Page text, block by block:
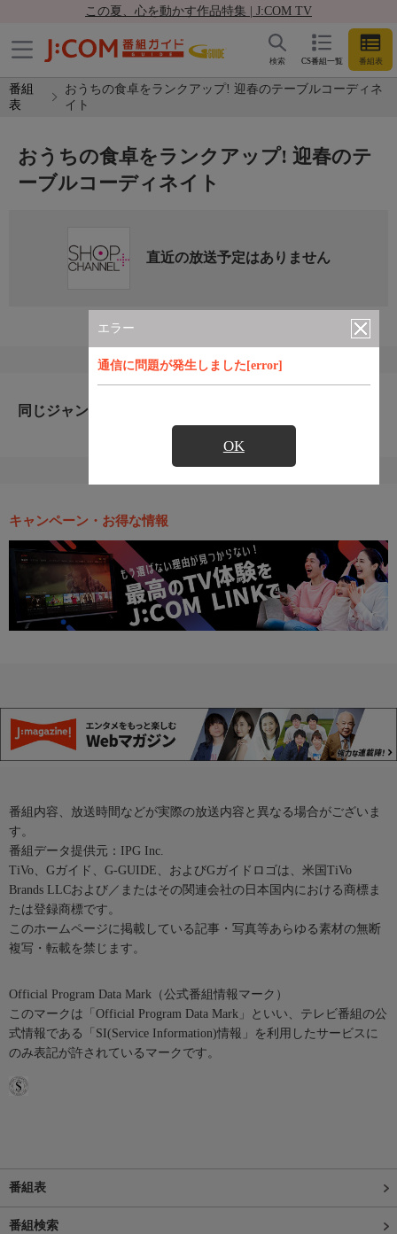
この夏、心を動かす作品特集 | J:COM TV
CS番組一覧 番組表
検索
番組
表
おうちの食卓をランクアップ! 迎春のテーブルコーディネ
イト
エラー
通信に問題が発生しました[error]
OK
おうちの食卓をランクアップ! 迎春のテ
ーブルコーディネイト
直近の放送予定はありません
同じジャンルのおすすめ番組
キャンペーン・お得な情報
番組内容、放送時間などが実際の放送内容と異なる場合がございま
す。
番組データ提供元：IPG Inc.
TiVo、Gガイド、G-GUIDE、およびGガイドロゴは、米国TiVo
Brands LLCおよび／またはその関連会社の日本国内における商標ま
たは登録商標です。
このホームページに掲載している記事・写真等あらゆる素材の無断
複写・転載を禁じます。
Official Program Data Mark（公式番組情報マーク）
このマークは「Official Program Data Mark」といい、テレビ番組の公
式情報である「SI(Service Information)情報」を利用したサービスに
のみ表記が許されているマークです。
番組表
番組検索